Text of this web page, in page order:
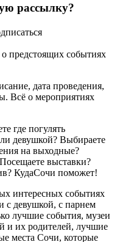
рассылку?
предстоящих событиях
дата проведения,
Всё о мероприятиях
где погулять
девушкой? Выбираете
на выходные?
выставки?
КудаСочи поможет!
интересных событиях
с девушкой, с парнем
лучшие события, музеи
и их родителей, лучшие
места Сочи, которые